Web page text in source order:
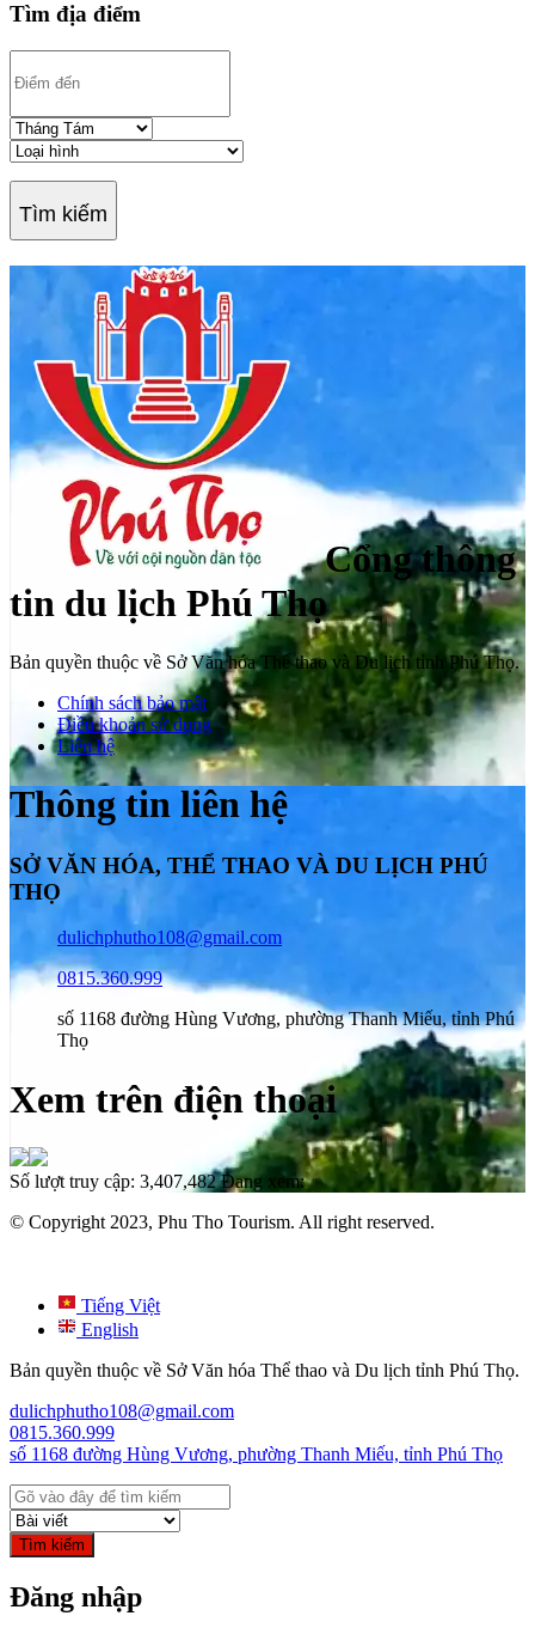
Tìm địa điểm
Tìm kiếm
Cổng thông
tin du lịch Phú Thọ
Bản quyền thuộc về Sở Văn hóa Thể thao và Du lịch tỉnh Phú Thọ.
Chính sách bảo mật
Điều khoản sử dụng
Liên hệ
Thông tin liên hệ
SỞ VĂN HÓA, THỂ THAO VÀ DU LỊCH PHÚ
THỌ
dulichphutho108@gmail.com
0815.360.999
số 1168 đường Hùng Vương, phường Thanh Miếu, tỉnh Phú
Thọ
Xem trên điện thoại
Số lượt truy cập: 3,407,482Đang xem:
© Copyright 2023, Phu Tho Tourism. All right reserved.
Tiếng Việt
English
Bản quyền thuộc về Sở Văn hóa Thể thao và Du lịch tỉnh Phú Thọ.
dulichphutho108@gmail.com
0815.360.999
số 1168 đường Hùng Vương, phường Thanh Miếu, tỉnh Phú Thọ
Tìm kiếm
Đăng nhập